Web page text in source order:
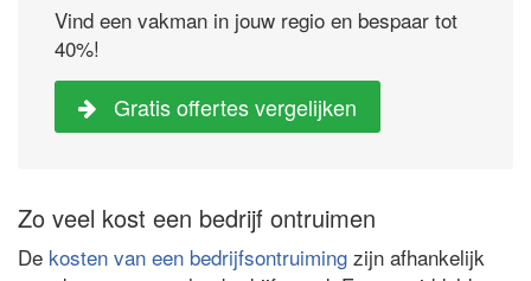
Vind een vakman in jouw regio en bespaar tot
40%!
Gratis offertes vergelijken
Zo veel kost een bedrijf ontruimen
De kosten van een bedrijfsontruiming zijn afhankelijk